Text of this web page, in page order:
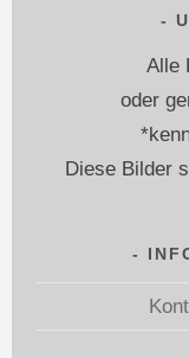
Alle
oder
Diese Bilder